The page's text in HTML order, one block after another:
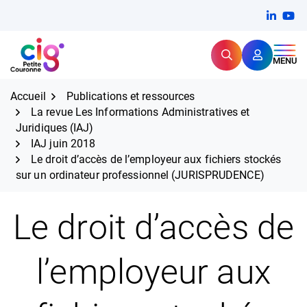
contenu
CIG Petite Couronne RechercherMENU
Expertise et proximité pour
Accueil
Publications et ressources
La revue Les Informations Administratives et
Juridiques (IAJ)
IAJ juin 2018
Le droit d’accès de l’employeur aux fichiers stockés
sur un ordinateur professionnel (JURISPRUDENCE)
Le droit d’accès de
l’employeur aux